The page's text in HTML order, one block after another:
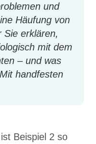
und
Häufung von
Sie erklären,
mit dem
– und was
handfesten
Beispiel 2 so